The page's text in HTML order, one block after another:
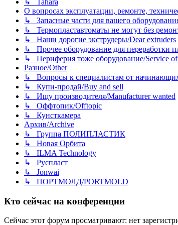
О вопросах эксплуатации, ремонте,
↳ Запасные части для вашего
↳ Термопластавтоматы не могут без
↳ Наши дорогие экструдеры/Dear extruders
↳ Прочее оборудование для переработки
↳ Периферия тоже оборудование/Service
Разное/Other
↳ Вопросы к специалистам от
↳ Купи-продай/Buy and sell
↳ Ищу производителя/Manufacturer wanted
↳ Оффтопик/Offtopic
↳ Кунсткамера
Архив/Archive
↳ Группа ПОЛИПЛАСТИК
↳ Новая Орбита
↳ ILMA Technology
↳ Руспласт
↳ Jonwai
↳ ПОРТМОЛД/PORTMOLD
Кто сейчас на конференции
Сейчас этот форум просматривают: нет